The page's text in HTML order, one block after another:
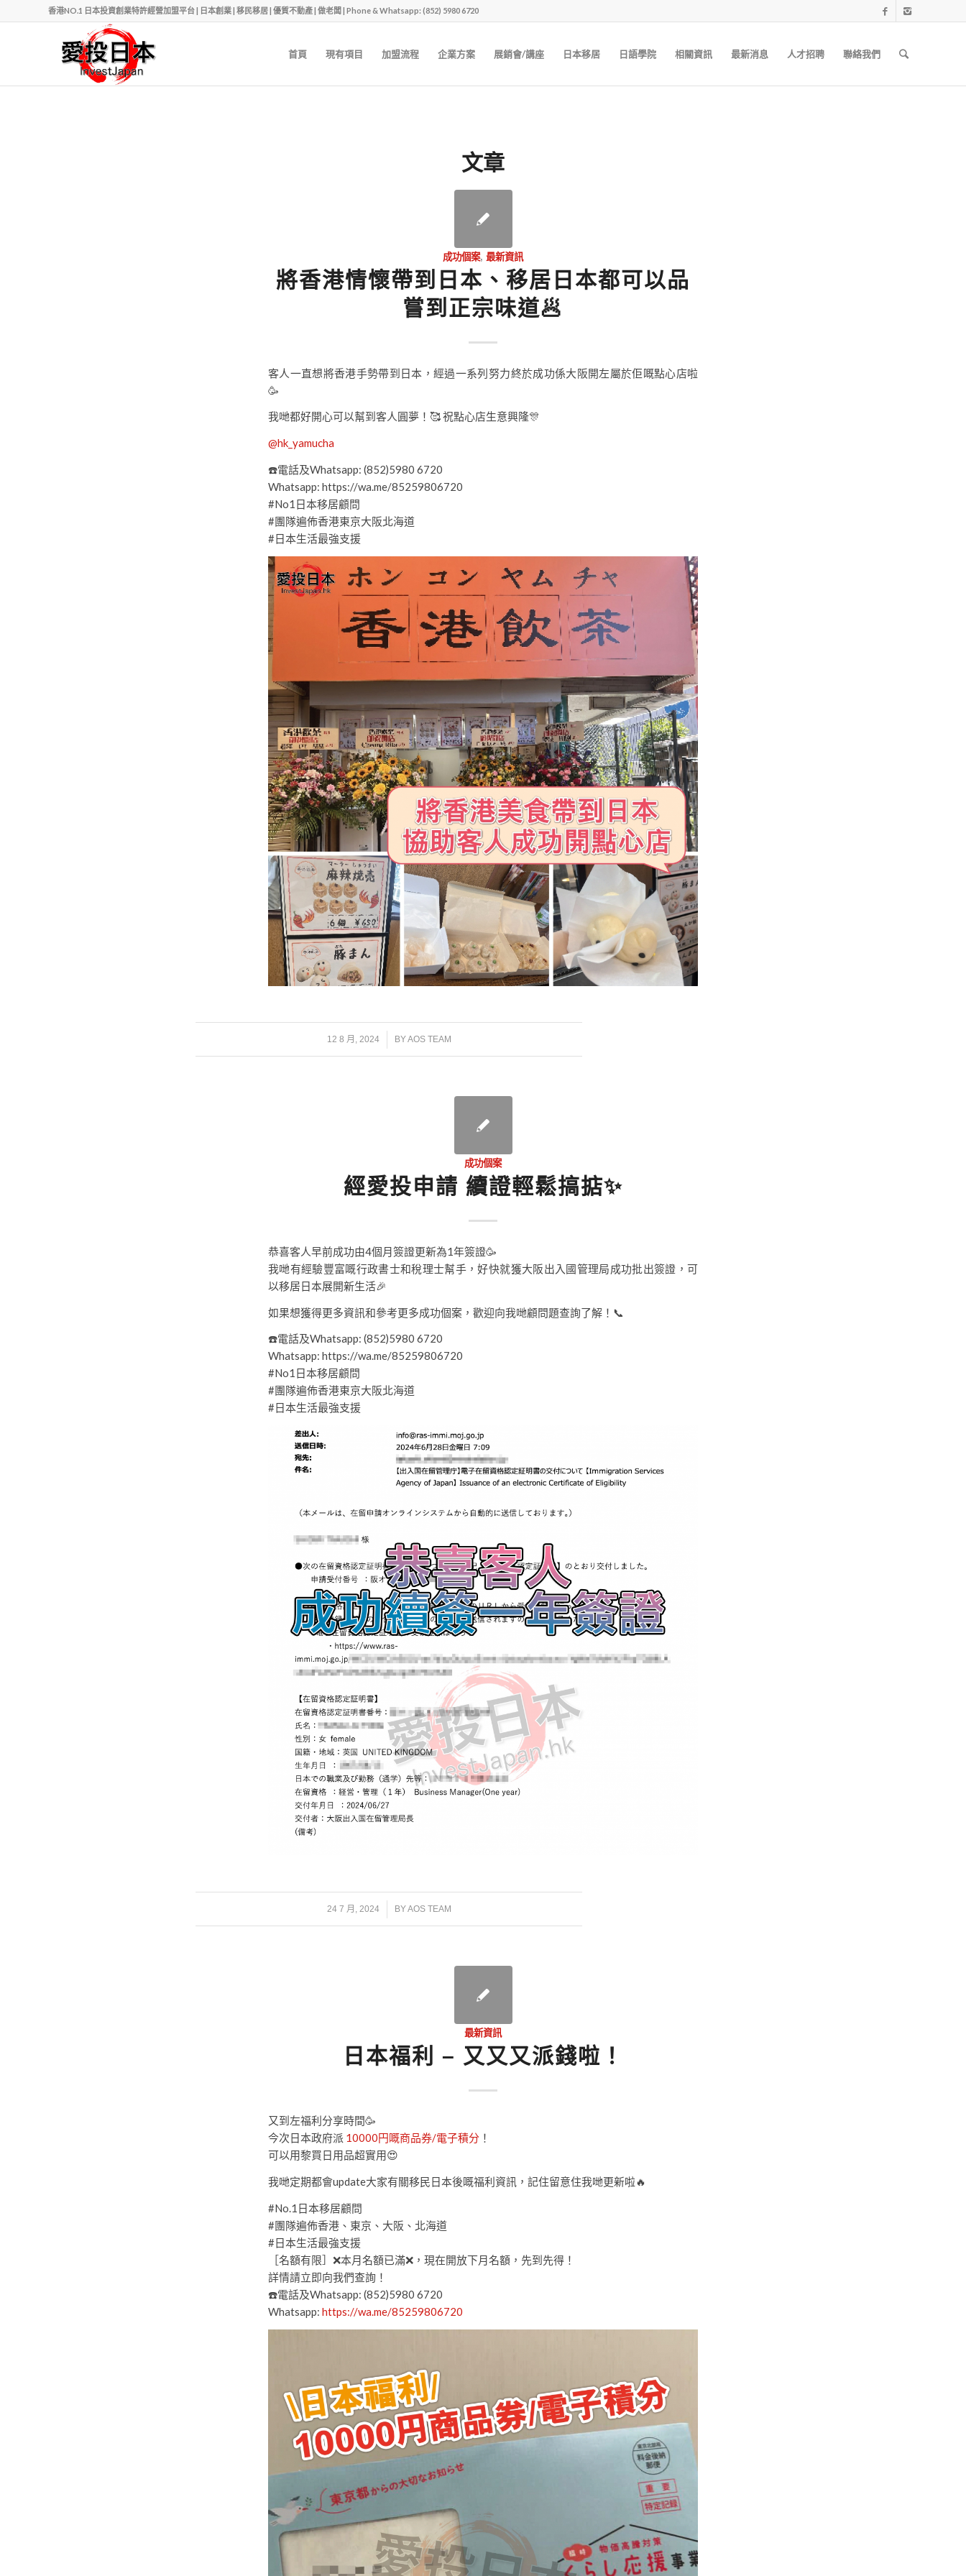
香港NO.1 日本投資創業特許經營加盟平台 | 日本創業 | 移民移居 | 優質不動產 | 做老闆 | Phone & Whatsapp: (852) 5980 6720
首頁 現有項目 加盟流程 企業方案 展銷會/講座 日本移居 日語學院 相關資訊 最新消息 人才招聘 聯絡我們
文章
成功個案, 最新資訊
將香港情懷帶到日本、移居日本都可以品
嘗到正宗味道🥟
客人一直想將香港手勢帶到日本，經過一系列努力終於成功係大阪開左屬於佢嘅點心店啦
🥳
我哋都好開心可以幫到客人圓夢！🥰 祝點心店生意興隆🎊
@hk_yamucha
☎️電話及Whatsapp: (852)5980 6720
Whatsapp: https://wa.me/85259806720
#No1日本移居顧問
#團隊遍佈香港東京大阪北海道
#日本生活最強支援
12 8 月, 2024
/ BYAOS TEAM
成功個案
經愛投申請 續證輕鬆搞掂✨
恭喜客人早前成功由4個月簽證更新為1年簽證🥳
我哋有經驗豐富嘅行政書士和稅理士幫手，好快就獲大阪出入國管理局成功批出簽證，可
以移居日本展開新生活🎉
如果想獲得更多資訊和參考更多成功個案，歡迎向我哋顧問題查詢了解！📞
☎️電話及Whatsapp: (852)5980 6720
Whatsapp: https://wa.me/85259806720
#No1日本移居顧問
#團隊遍佈香港東京大阪北海道
#日本生活最強支援
24 7 月, 2024
/ BYAOS TEAM
最新資訊
日本福利 – 又又又派錢啦！
又到左福利分享時間🥳
今次日本政府派 10000円嘅商品券/電子積分 ！
可以用黎買日用品超實用😍
我哋定期都會update大家有關移民日本後嘅福利資訊，記住留意住我哋更新啦🔥
#No.1日本移居顧問
#團隊遍佈香港、東京、大阪、北海道
#日本生活最強支援
［名額有限］❌本月名額已滿❌，現在開放下月名額，先到先得！
詳情請立即向我們查詢！
☎️電話及Whatsapp: (852)5980 6720
Whatsapp: https://wa.me/85259806720